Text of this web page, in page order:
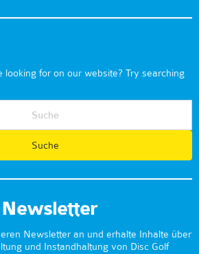
looking for on our website? Try searching
Newsletter an und erhalte Inhalte über
und Instandhaltung von Disc Golf